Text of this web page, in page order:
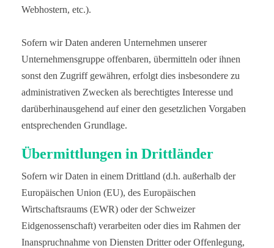
Webhostern, etc.).
Sofern wir Daten anderen Unternehmen unserer
Unternehmensgruppe offenbaren, übermitteln oder ihnen
sonst den Zugriff gewähren, erfolgt dies insbesondere zu
administrativen Zwecken als berechtigtes Interesse und
darüberhinausgehend auf einer den gesetzlichen Vorgaben
entsprechenden Grundlage.
Übermittlungen in Drittländer
Sofern wir Daten in einem Drittland (d.h. außerhalb der
Europäischen Union (EU), des Europäischen
Wirtschaftsraums (EWR) oder der Schweizer
Eidgenossenschaft) verarbeiten oder dies im Rahmen der
Inanspruchnahme von Diensten Dritter oder Offenlegung,